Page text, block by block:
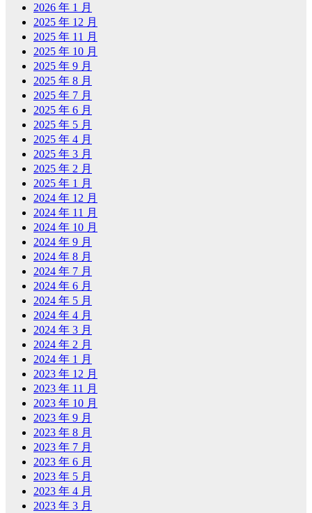
2026 年 1 月
2025 年 12 月
2025 年 11 月
2025 年 10 月
2025 年 9 月
2025 年 8 月
2025 年 7 月
2025 年 6 月
2025 年 5 月
2025 年 4 月
2025 年 3 月
2025 年 2 月
2025 年 1 月
2024 年 12 月
2024 年 11 月
2024 年 10 月
2024 年 9 月
2024 年 8 月
2024 年 7 月
2024 年 6 月
2024 年 5 月
2024 年 4 月
2024 年 3 月
2024 年 2 月
2024 年 1 月
2023 年 12 月
2023 年 11 月
2023 年 10 月
2023 年 9 月
2023 年 8 月
2023 年 7 月
2023 年 6 月
2023 年 5 月
2023 年 4 月
2023 年 3 月